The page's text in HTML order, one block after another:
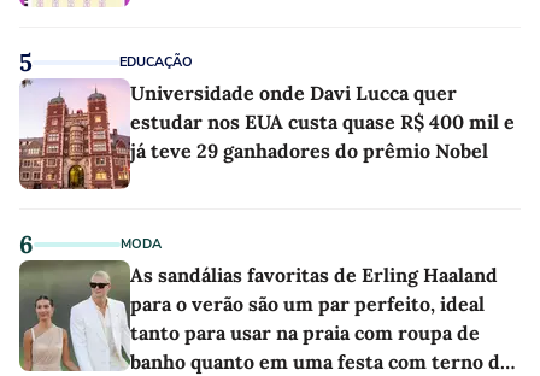
5 EDUCAÇÃO
Universidade onde Davi Lucca quer
estudar nos EUA custa quase R$ 400 mil e
já teve 29 ganhadores do prêmio Nobel
6 MODA
As sandálias favoritas de Erling Haaland
para o verão são um par perfeito, ideal
tanto para usar na praia com roupa de
banho quanto em uma festa com terno de